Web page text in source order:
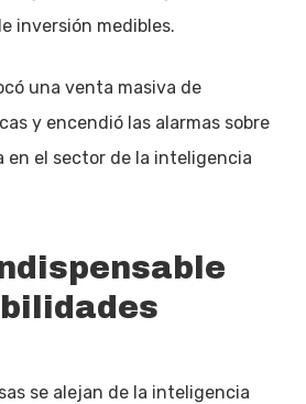
inversión medibles.
una venta masiva de
y encendió las alarmas sobre
en el sector de la inteligencia
se alejan de la inteligencia